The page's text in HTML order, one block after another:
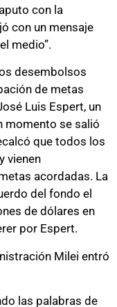
con la
con un mensaje
medio”.
desembolsos
de metas
Luis Espert, un
momento se salió
que todos los
vienen
acordadas. La
del fondo el
de dólares en
por Espert.
Milei entró
las palabras de